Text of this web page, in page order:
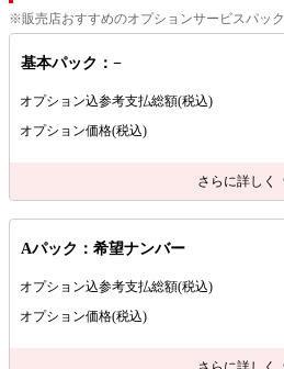
※販売店おすすめのオプションサービスパック
基本パック：−
オプション込参考支払総額(税込)
オプション価格(税込)
さらに詳しく
Aパック：希望ナンバー
オプション込参考支払総額(税込)
オプション価格(税込)